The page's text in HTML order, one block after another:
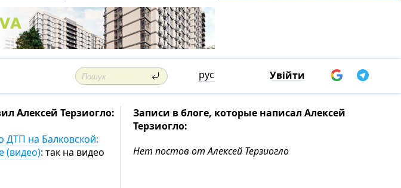
рус Увійти
Алексей Терзиогло:
ДТП на Балковской:
(видео): так на видео
Записи в блоге, которые написал Алексей
Терзиогло:
Нет постов от Алексей Терзиогло